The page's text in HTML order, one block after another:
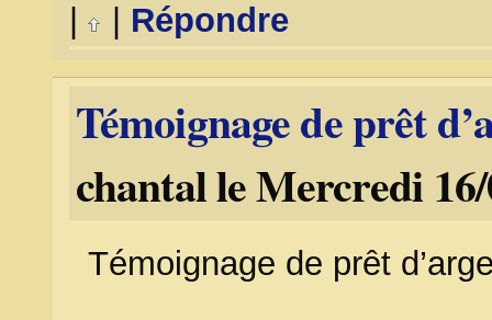
Répondre
Témoignage de prêt
chantal le Mercredi
Témoignage de prêt